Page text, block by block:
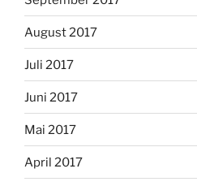
August 2017
Juli 2017
Juni 2017
Mai 2017
April 2017